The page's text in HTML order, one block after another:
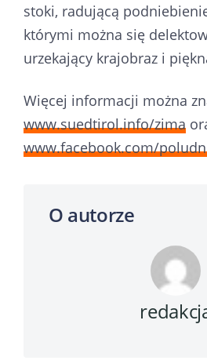
stoki, radującą
którymi można się
urzekający krajobraz i
Więcej informacji można
www.suedtirol.info/zima
www.facebook.com/
O autorze